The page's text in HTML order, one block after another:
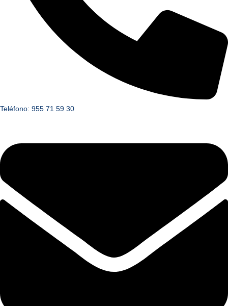
Teléfono: 955 71 59 30